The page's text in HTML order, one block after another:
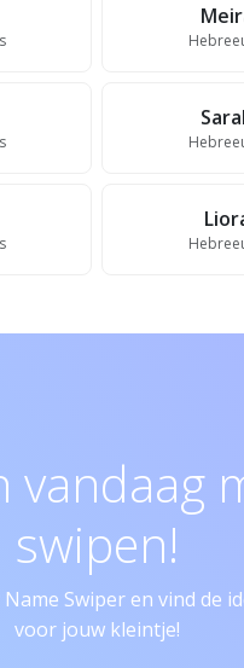
vandaag
swipen!
Swiper en vind de
voor jouw kleintje!